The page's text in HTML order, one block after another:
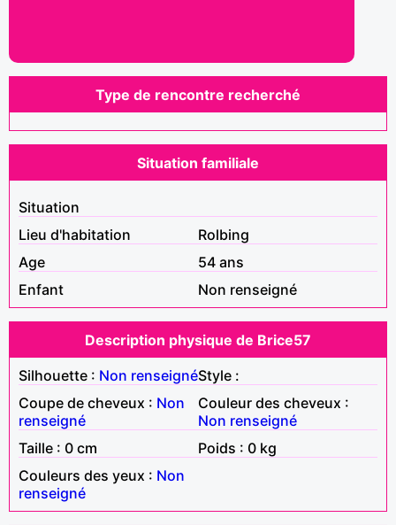
Type de rencontre recherché
Situation familiale
Situation
Lieu d'habitation
Rolbing
Age
54 ans
Enfant
Non renseigné
Description physique de Brice57
Silhouette : Non renseignéStyle :
Coupe de cheveux : Non
renseigné
Couleur des cheveux :
Non renseigné
Taille : 0 cm
Poids : 0 kg
Couleurs des yeux : Non
renseigné